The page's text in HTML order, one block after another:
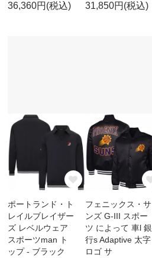
36,360円(税込) 31,850円(税込)
ポートランド・ト
レイルブレイザー
ズ レベルウェア
スポーツman ト
ップ - ブラック
フェニックス・サ
ンズ G-III スポー
ツ によって 車l 銀
行s Adaptive 太字
ロゴ サ